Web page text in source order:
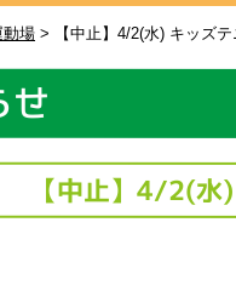
動場 > 【中止】4/2(水) キッズ
せ
【中止】4/2(